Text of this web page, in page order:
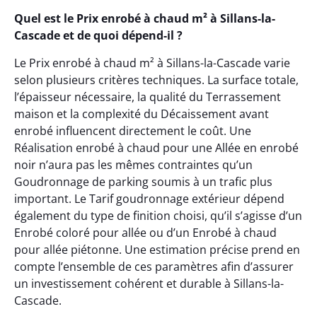
Quel est le Prix enrobé à chaud m² à Sillans-la-
Cascade et de quoi dépend-il ?
Le Prix enrobé à chaud m² à Sillans-la-Cascade varie
selon plusieurs critères techniques. La surface totale,
l’épaisseur nécessaire, la qualité du Terrassement
maison et la complexité du Décaissement avant
enrobé influencent directement le coût. Une
Réalisation enrobé à chaud pour une Allée en enrobé
noir n’aura pas les mêmes contraintes qu’un
Goudronnage de parking soumis à un trafic plus
important. Le Tarif goudronnage extérieur dépend
également du type de finition choisi, qu’il s’agisse d’un
Enrobé coloré pour allée ou d’un Enrobé à chaud
pour allée piétonne. Une estimation précise prend en
compte l’ensemble de ces paramètres afin d’assurer
un investissement cohérent et durable à Sillans-la-
Cascade.